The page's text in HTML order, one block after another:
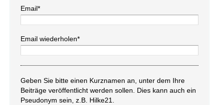
Email*
Email wiederholen*
Geben Sie bitte einen Kurznamen an, unter dem Ihre
Beiträge veröffentlicht werden sollen. Dies kann auch ein
Pseudonym sein, z.B. Hilke21.